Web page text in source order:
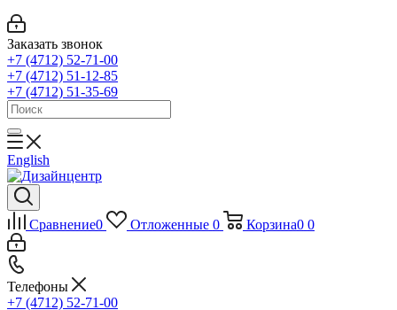
Заказать звонок
+7 (4712) 52-71-00
+7 (4712) 51-12-85
+7 (4712) 51-35-69
English
Сравнение0 Отложенные 0 Корзина0 0
Телефоны
+7 (4712) 52-71-00